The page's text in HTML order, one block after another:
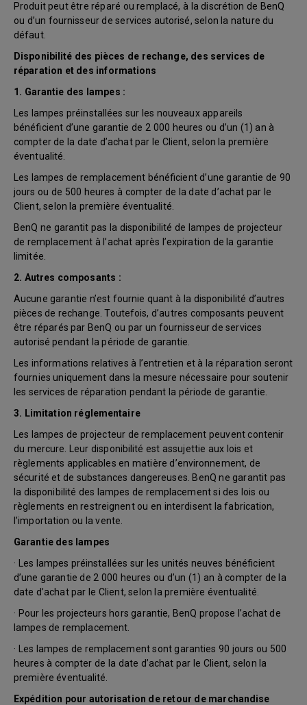
Produit peut être réparé ou remplacé, à la discrétion de BenQ
ou d’un fournisseur de services autorisé, selon la nature du
défaut.
Disponibilité des pièces de rechange, des services de
réparation et des informations
1. Garantie des lampes :
Les lampes préinstallées sur les nouveaux appareils
bénéficient d’une garantie de 2 000 heures ou d’un (1) an à
compter de la date d’achat par le Client, selon la première
éventualité.
Les lampes de remplacement bénéficient d’une garantie de 90
jours ou de 500 heures à compter de la date d’achat par le
Client, selon la première éventualité.
BenQ ne garantit pas la disponibilité de lampes de projecteur
de remplacement à l’achat après l’expiration de la garantie
limitée.
2. Autres composants :
Aucune garantie n’est fournie quant à la disponibilité d’autres
pièces de rechange. Toutefois, d’autres composants peuvent
être réparés par BenQ ou par un fournisseur de services
autorisé pendant la période de garantie.
Les informations relatives à l’entretien et à la réparation seront
fournies uniquement dans la mesure nécessaire pour soutenir
les services de réparation pendant la période de garantie.
3. Limitation réglementaire
Les lampes de projecteur de remplacement peuvent contenir
du mercure. Leur disponibilité est assujettie aux lois et
règlements applicables en matière d’environnement, de
sécurité et de substances dangereuses. BenQ ne garantit pas
la disponibilité des lampes de remplacement si des lois ou
règlements en restreignent ou en interdisent la fabrication,
l’importation ou la vente.
Garantie des lampes
· Les lampes préinstallées sur les unités neuves bénéficient
d’une garantie de 2 000 heures ou d’un (1) an à compter de la
date d’achat par le Client, selon la première éventualité.
· Pour les projecteurs hors garantie, BenQ propose l’achat de
lampes de remplacement.
· Les lampes de remplacement sont garanties 90 jours ou 500
heures à compter de la date d’achat par le Client, selon la
première éventualité.
Expédition pour autorisation de retour de marchandise